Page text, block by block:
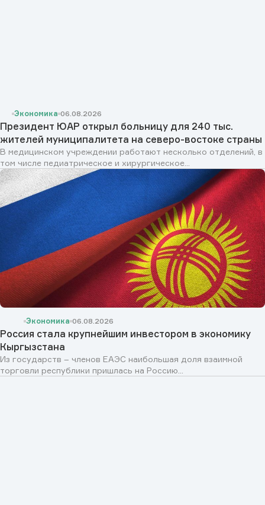
Экономика 06.08.2026
Президент ЮАР открыл больницу для 240 тыс.
жителей муниципалитета на северо-востоке страны
В медицинском учреждении работают несколько отделений, в
том числе педиатрическое и хирургическое...
Экономика 06.08.2026
Россия стала крупнейшим инвестором в экономику
Кыргызстана
Из государств – членов ЕАЭС наибольшая доля взаимной
торговли республики пришлась на Россию...